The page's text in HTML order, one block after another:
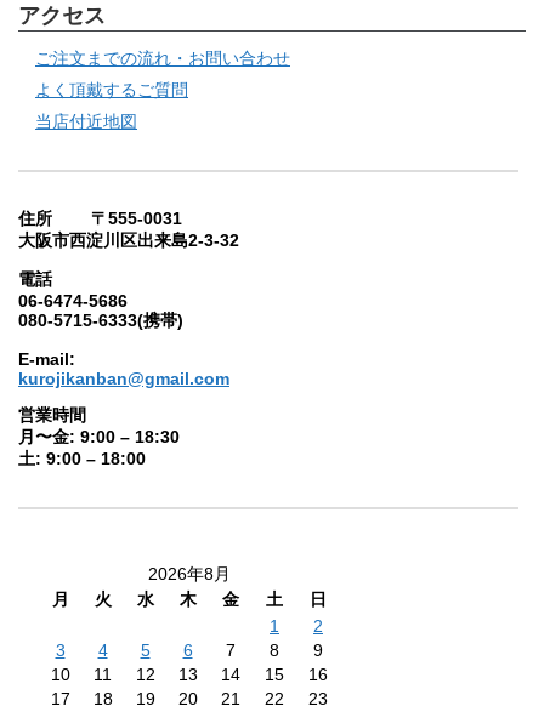
アクセス
ご注文までの流れ・お問い合わせ
よく頂戴するご質問
当店付近地図
住所 〒555-0031
大阪市西淀川区出来島2-3-32
電話
06-6474-5686
080-5715-6333(携帯)
E-mail:
kurojikanban@gmail.com
営業時間
月〜金: 9:00 – 18:30
土: 9:00 – 18:00
2026年8月
月
火 水 木 金 土
日
1
2
3
4 5 6 7 8
9
10
11 12 13 14 15
16
17
18 19 20 21 22
23